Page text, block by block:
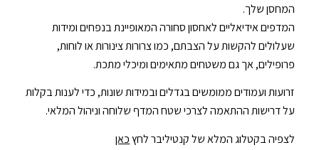
המחסן שלך.
המדפים אידיאליים לאחסון סחורה המאופיינת בנפחים ומידות
שעלולים להקשות על הצבתם, כמו צרורות צינורות או לוחות,
פרופילים, אך גם משטחים מתאימים ומיכלי מתכת.
זרועות ועמודים ממומשים בגדלים ובמידות שונות, כדי לענות בקלות
על דרישות ההתאמה לצרכי שטח המדף שלוחה וניהול המלאי.
לצפיה בקטלוג המלא של קנטיליבר לחץכאן